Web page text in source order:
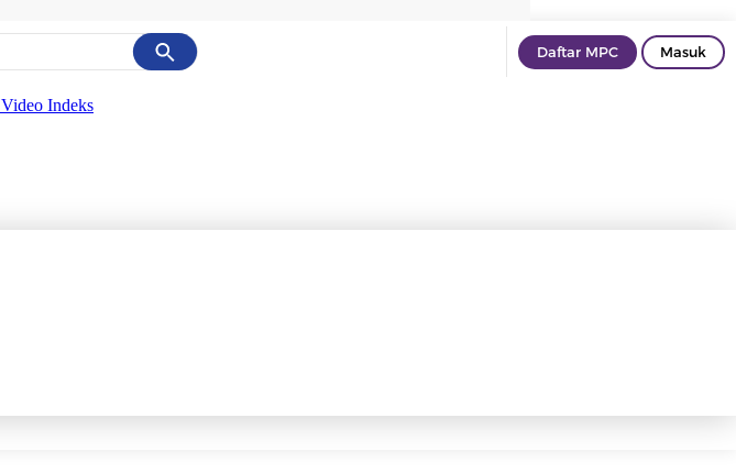
Cancel Daftar MPC Masuk
Video Indeks